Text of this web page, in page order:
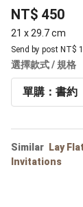
NT$ 450
21 x 29.7 cm
Send by post NT$
選擇款式 / 規格
單購：書約
Similar Lay
Invitations